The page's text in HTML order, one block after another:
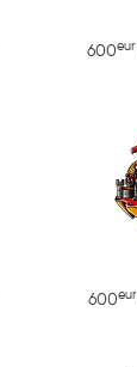
600eur
600eur